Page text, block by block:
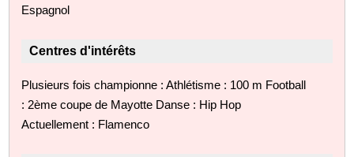
Espagnol
Centres d'intérêts
Plusieurs fois championne : Athlétisme : 100 m Football
: 2ème coupe de Mayotte Danse : Hip Hop
Actuellement : Flamenco